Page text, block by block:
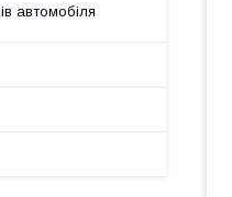
автомобіля